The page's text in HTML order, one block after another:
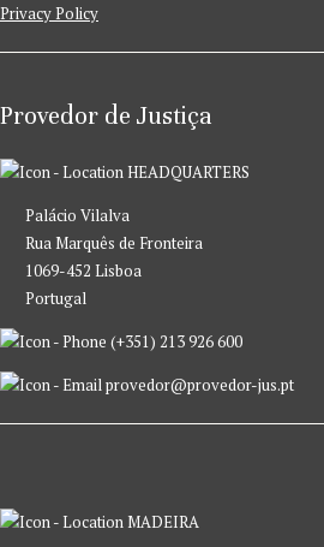
Privacy Policy
Provedor de Justiça
HEADQUARTERS
Palácio Vilalva
Rua Marquês de Fronteira
1069-452 Lisboa
Portugal
(+351) 213 926 600
provedor@provedor-jus.pt
MADEIRA